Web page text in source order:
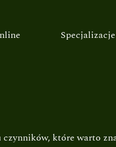
Specjalizacje
które warto